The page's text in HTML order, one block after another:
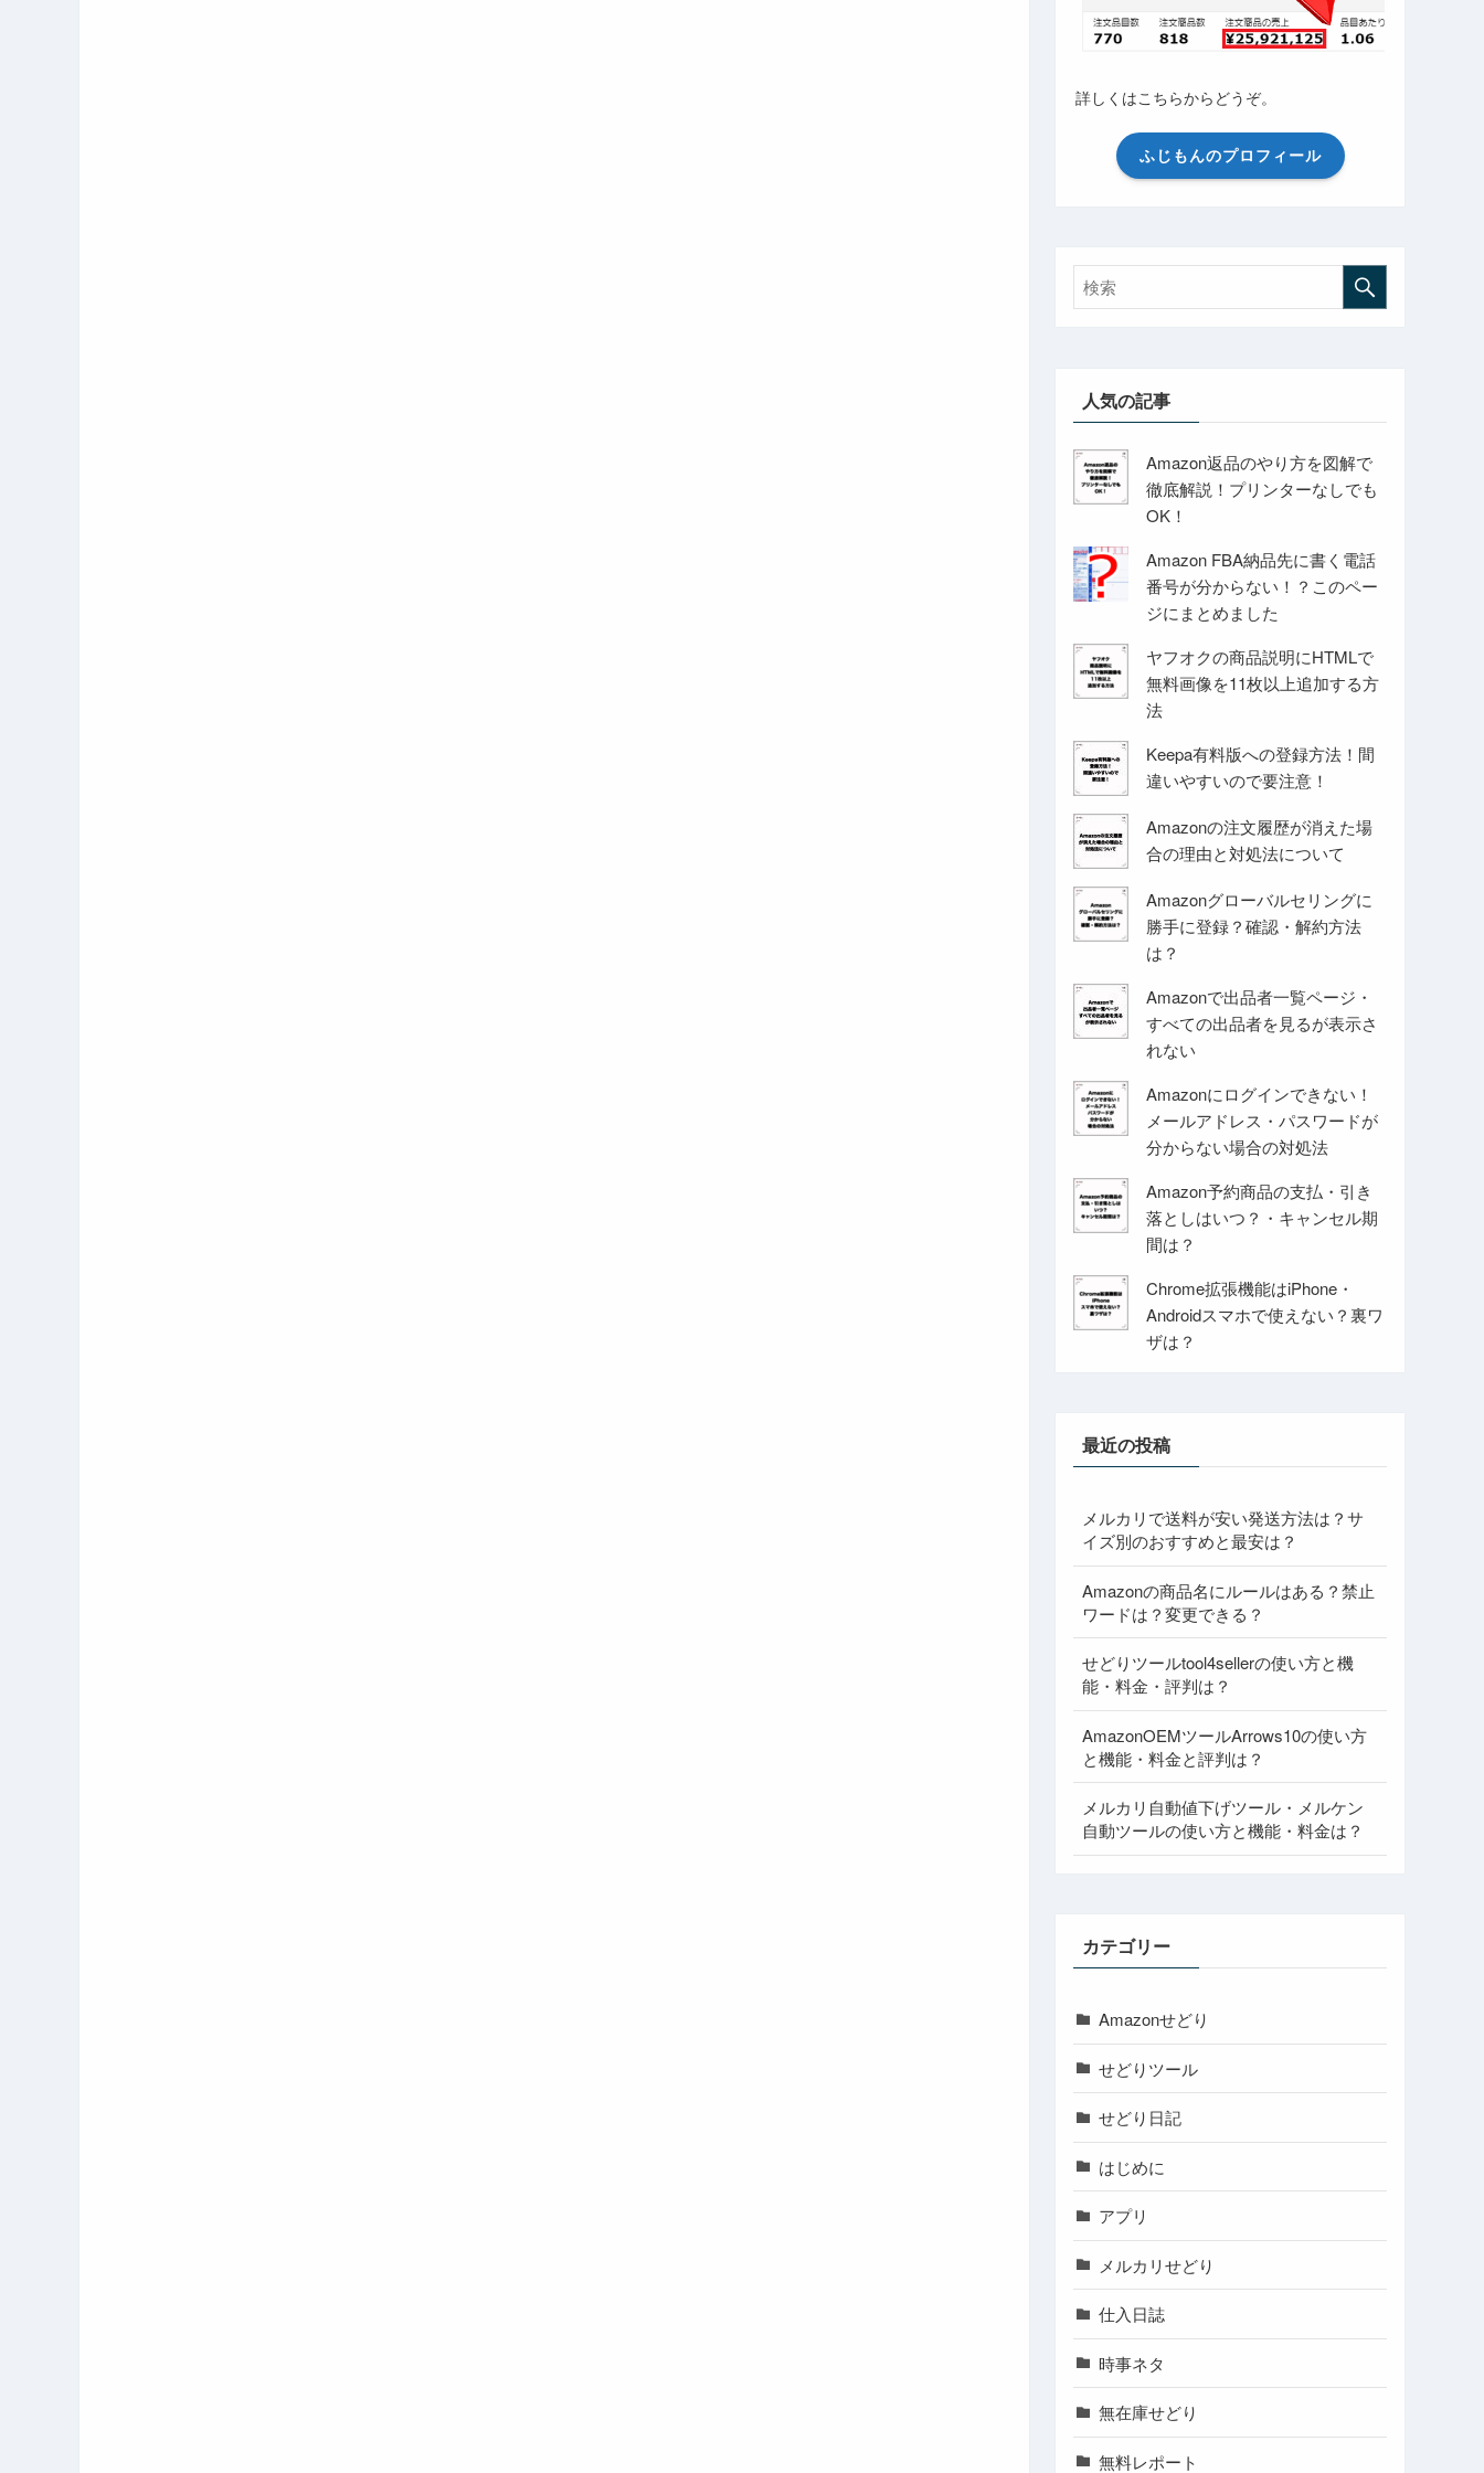
詳しくはこちらからどうぞ。
ふじもんのプロフィール
人気の記事
Amazon返品のやり方を図解で
徹底解説！プリンターなしでも
OK！
Amazon FBA納品先に書く電話
番号が分からない！？このペー
ジにまとめました
ヤフオクの商品説明にHTMLで
無料画像を11枚以上追加する方
法
Keepa有料版への登録方法！間
違いやすいので要注意！
Amazonの注文履歴が消えた場
合の理由と対処法について
Amazonグローバルセリングに
勝手に登録？確認・解約方法
は？
Amazonで出品者一覧ページ・
すべての出品者を見るが表示さ
れない
Amazonにログインできない！
メールアドレス・パスワードが
分からない場合の対処法
Amazon予約商品の支払・引き
落としはいつ？・キャンセル期
間は？
Chrome拡張機能はiPhone・
Androidスマホで使えない？裏ワ
ザは？
最近の投稿
メルカリで送料が安い発送方法は？サ
イズ別のおすすめと最安は？
Amazonの商品名にルールはある？禁止
ワードは？変更できる？
せどりツールtool4sellerの使い方と機
能・料金・評判は？
AmazonOEMツールArrows10の使い方
と機能・料金と評判は？
メルカリ自動値下げツール・メルケン
自動ツールの使い方と機能・料金は？
カテゴリー
Amazonせどり
せどりツール
せどり日記
はじめに
アプリ
メルカリせどり
仕入日誌
時事ネタ
無在庫せどり
無料レポート